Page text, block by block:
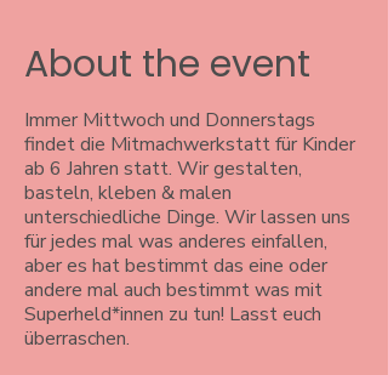
About the event
Immer Mittwoch und Donnerstags
findet die Mitmachwerkstatt für Kinder
ab 6 Jahren statt. Wir gestalten,
basteln, kleben & malen
unterschiedliche Dinge. Wir lassen uns
für jedes mal was anderes einfallen,
aber es hat bestimmt das eine oder
andere mal auch bestimmt was mit
Superheld*innen zu tun! Lasst euch
überraschen.